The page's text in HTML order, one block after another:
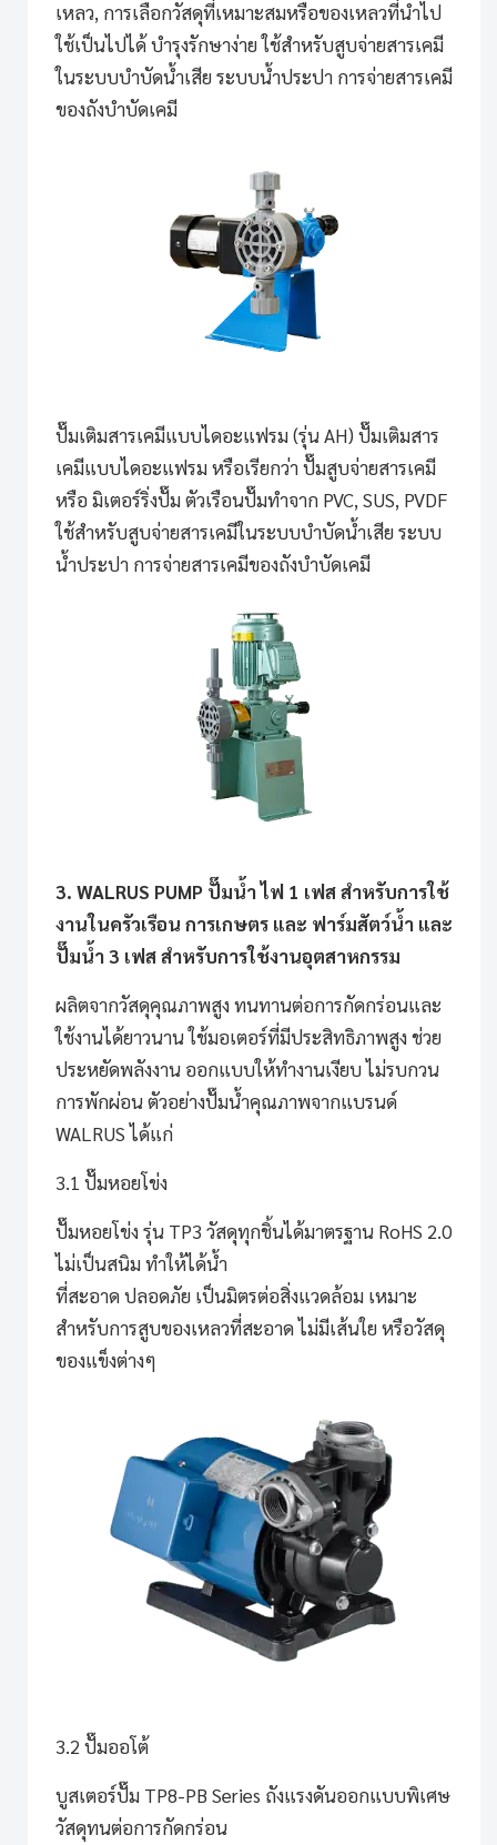
เหลว, การเลือกวัสดุที่เหมาะสมหรือของเหลวที่นำไป
ใช้เป็นไปได้ บำรุงรักษาง่าย ใช้สำหรับสูบจ่ายสารเคมี
ในระบบบำบัดน้ำเสีย ระบบน้ำประปา การจ่ายสารเคมี
ของถังบำบัดเคมี
ปั๊มเติมสารเคมีแบบไดอะแฟรม (รุ่น AH) ปั๊มเติมสาร
เคมีแบบไดอะแฟรม หรือเรียกว่า ปั๊มสูบจ่ายสารเคมี
หรือ มิเตอร์ริ่งปั๊ม ตัวเรือนปั๊มทำจาก PVC, SUS, PVDF
ใช้สำหรับสูบจ่ายสารเคมีในระบบบำบัดน้ำเสีย ระบบ
น้ำประปา การจ่ายสารเคมีของถังบำบัดเคมี
3. WALRUS PUMP ปั๊มน้ำ ไฟ 1 เฟส สำหรับการใช้
งานในครัวเรือน การเกษตร และ ฟาร์มสัตว์น้ำ และ
ปั๊มน้ำ 3 เฟส สำหรับการใช้งานอุตสาหกรรม
ผลิตจากวัสดุคุณภาพสูง ทนทานต่อการกัดกร่อนและ
ใช้งานได้ยาวนาน ใช้มอเตอร์ที่มีประสิทธิภาพสูง ช่วย
ประหยัดพลังงาน ออกแบบให้ทำงานเงียบ ไม่รบกวน
การพักผ่อน ตัวอย่างปั๊มน้ำคุณภาพจากแบรนด์
WALRUS ได้แก่
3.1 ปั๊มหอยโข่ง
ปั๊มหอยโข่ง รุ่น TP3 วัสดุทุกชิ้นได้มาตรฐาน RoHS 2.0
ไม่เป็นสนิม ทำให้ได้น้ำ
ที่สะอาด ปลอดภัย เป็นมิตรต่อสิ่งแวดล้อม เหมาะ
สำหรับการสูบของเหลวที่สะอาด ไม่มีเส้นใย หรือวัสดุ
ของแข็งต่างๆ
3.2 ปั๊มออโต้
บูสเตอร์ปั๊ม TP8-PB Series ถังแรงดันออกแบบพิเศษ
วัสดุทนต่อการกัดกร่อน